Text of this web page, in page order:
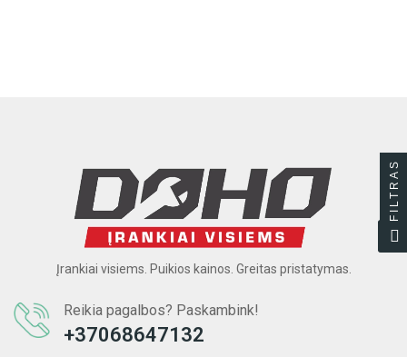
Įrankiai visiems. Puikios kainos. Greitas pristatymas.
Reikia pagalbos? Paskambink!
+37068647132
FILTRAS